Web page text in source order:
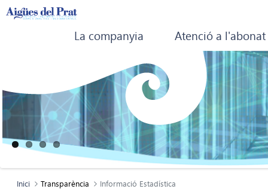
La companyia Atenció a l'abonat
Inici Transparència Informació Estadística